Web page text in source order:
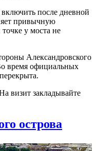
после дневной
привычную
у моста не
Александровского
время официальных
визит закладывайте
острова